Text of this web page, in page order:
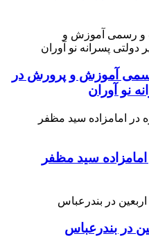
آموزش و پرورش در
نو آوران
سید مظفر
در بندرعباس